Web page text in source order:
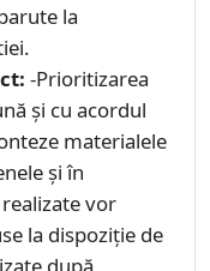
la
-Prioritizarea
şi cu acordul
materialele
şi în
vor
la dispoziţie de